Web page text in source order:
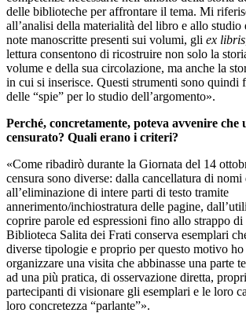
delle biblioteche per affrontare il tema. Mi
all’analisi della materialità del libro e allo studio
note manoscritte presenti sui volumi, gli ex libris
lettura consentono di ricostruire non solo la
volume e della sua circolazione, ma anche la
in cui si inserisce. Questi strumenti sono quindi
delle “spie” per lo studio dell’argomento».
Perché, concretamente, poteva avvenire che
censurato? Quali erano i criteri?
«Come ribadirò durante la Giornata del 14
censura sono diverse: dalla cancellatura di nomi
all’eliminazione di intere parti di testo tramite
annerimento/inchiostratura delle pagine,
coprire parole ed espressioni fino allo strappo
Biblioteca Salita dei Frati conserva esemplari
diverse tipologie e proprio per questo motivo ho
organizzare una visita che abbinasse una parte
ad una più pratica, di osservazione diretta,
partecipanti di visionare gli esemplari e le loro
loro concretezza “parlante”».